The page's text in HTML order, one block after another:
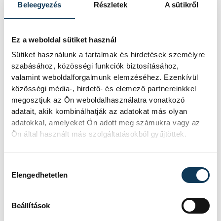
Beleegyezés Részletek A sütikről
Ez a weboldal sütiket használ
Sütiket használunk a tartalmak és hirdetések személyre
szabásához, közösségi funkciók biztosításához,
valamint weboldalforgalmunk elemzéséhez. Ezenkívül
közösségi média-, hirdető- és elemező partnereinkkel
megosztjuk az Ön weboldalhasználatra vonatkozó
adatait, akik kombinálhatják az adatokat más olyan
adatokkal, amelyeket Ön adott meg számukra vagy az
Ön által használt más szolgáltatásokból gyűjtöttek.
Elengedhetetlen
Beállítások
technológiai kihívásokat. A
fejlesztésekért és a paksi blokkok
működéséért, arra figyelmeztet: az
erőmű olyan üzemállapotban van,
amelyre eredetileg nem tervezték.
A Tisza-frakció
kezdeményezte, hogy
jövő kedden legyen az
államfőválasztás
A Tisza-frakció kezdeményezte, hogy